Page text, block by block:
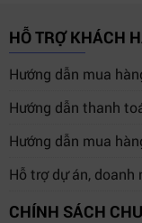
HỖ TRỢ KHÁCH
Hướng dẫn mua
Hướng dẫn thanh
Hướng dẫn mua
Hỗ trợ dự án, doanh
CHÍNH SÁCH